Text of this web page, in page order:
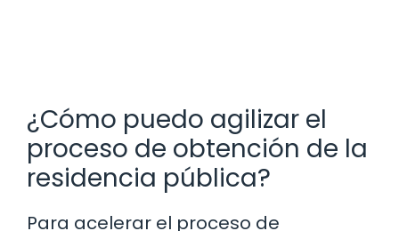
¿Cómo puedo agilizar el
proceso de obtención de la
residencia pública?
Para acelerar el proceso de